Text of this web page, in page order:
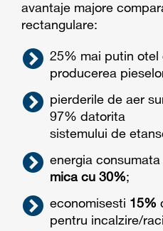
avantaje majore
rectangulare:
25% mai putin otel
producerea
pierderile de aer
97% datorita
sistemului de
energia
mica cu 30%;
economisesti 15%
pentru incalzire/